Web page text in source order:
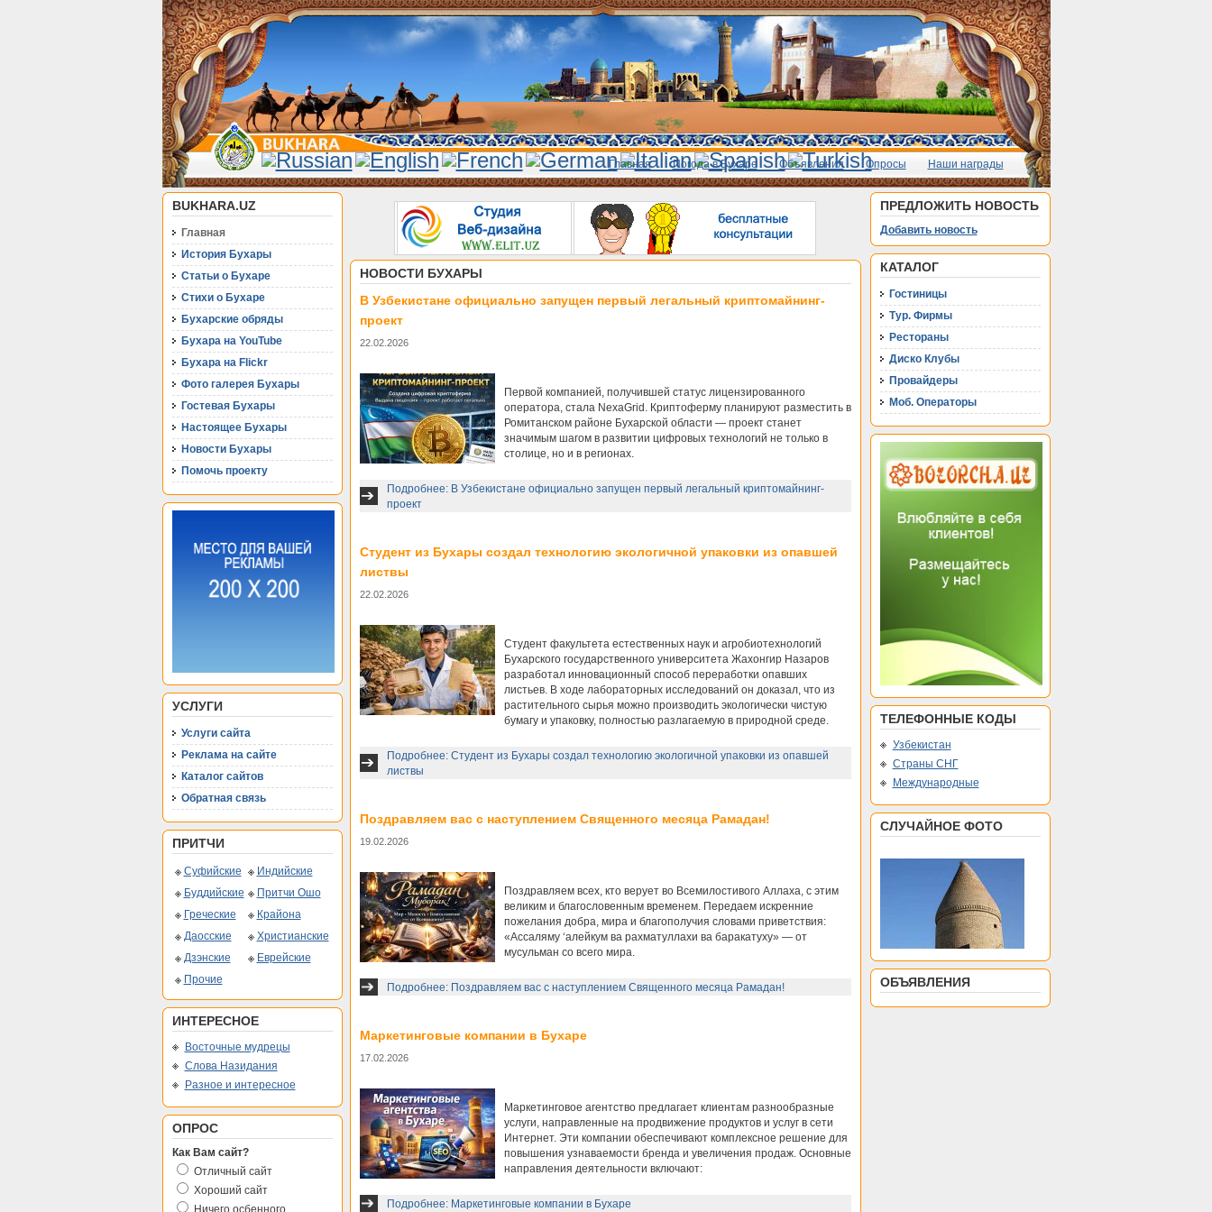
Главная Погода в Бухаре Объявления Опросы Наши награды
BUKHARA.UZ
Главная
История Бухары
Статьи о Бухаре
Стихи о Бухаре
Бухарские обряды
Бухара на YouTube
Бухара на Flickr
Фото галерея Бухары
Гостевая Бухары
Настоящее Бухары
Новости Бухары
Помочь проекту
УСЛУГИ
Услуги сайта
Реклама на сайте
Каталог сайтов
Обратная связь
ПРИТЧИ
Суфийские
Индийские
Буддийские
Притчи Ошо
Греческие
Крайона
Даосские
Христианские
Дзэнские
Еврейские
Прочие
ИНТЕРЕСНОЕ
Восточные мудрецы
Слова Назидания
Разное и интересное
ОПРОС
Как Вам сайт?
Отличный сайт
Хороший сайт
Ничего осбенного
НОВОСТИ БУХАРЫ
В Узбекистане официально запущен первый легальный криптомайнинг-
проект
22.02.2026
Первой компанией, получившей статус лицензированного
оператора, стала NexaGrid. Криптоферму планируют разместить в
Ромитанском районе Бухарской области — проект станет
значимым шагом в развитии цифровых технологий не только в
столице, но и в регионах.
Подробнее: В Узбекистане официально запущен первый легальный криптомайнинг-
проект
Студент из Бухары создал технологию экологичной упаковки из опавшей
листвы
22.02.2026
Студент факультета естественных наук и агробиотехнологий
Бухарского государственного университета Жахонгир Назаров
разработал инновационный способ переработки опавших
листьев. В ходе лабораторных исследований он доказал, что из
растительного сырья можно производить экологически чистую
бумагу и упаковку, полностью разлагаемую в природной среде.
Подробнее: Студент из Бухары создал технологию экологичной упаковки из опавшей
листвы
Поздравляем вас с наступлением Священного месяца Рамадан!
19.02.2026
Поздравляем всех, кто верует во Всемилостивого Аллаха, с этим
великим и благословенным временем. Передаем искренние
пожелания добра, мира и благополучия словами приветствия:
«Ассаляму ‘алейкум ва рахматуллахи ва баракатуху» — от
мусульман со всего мира.
Подробнее: Поздравляем вас с наступлением Священного месяца Рамадан!
Маркетинговые компании в Бухаре
17.02.2026
Маркетинговое агентство предлагает клиентам разнообразные
услуги, направленные на продвижение продуктов и услуг в сети
Интернет. Эти компании обеспечивают комплексное решение для
повышения узнаваемости бренда и увеличения продаж. Основные
направления деятельности включают:
Подробнее: Маркетинговые компании в Бухаре
ПРЕДЛОЖИТЬ НОВОСТЬ
Добавить новость
КАТАЛОГ
Гостиницы
Тур. Фирмы
Рестораны
Диско Клубы
Провайдеры
Моб. Операторы
ТЕЛЕФОННЫЕ КОДЫ
Узбекистан
Страны СНГ
Международные
СЛУЧАЙНОЕ ФОТО
ОБЪЯВЛЕНИЯ